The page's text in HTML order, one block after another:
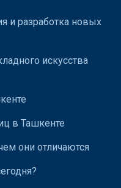
и разработка новых
искусства
в Ташкенте
они отличаются